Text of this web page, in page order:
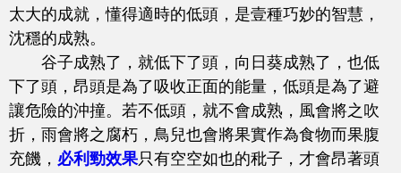
太大的成就，懂得適時的低頭，是壹種巧妙的智慧，
沈穩的成熟。
谷子成熟了，就低下了頭，向日葵成熟了，也低
下了頭，昂頭是為了吸收正面的能量，低頭是為了避
讓危險的沖撞。若不低頭，就不會成熟，風會將之吹
折，雨會將之腐朽，鳥兒也會將果實作為食物而果腹
充饑， 必利勁效果只有空空如也的秕子，才會昂著頭